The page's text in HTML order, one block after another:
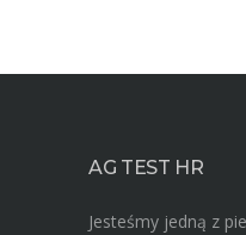
AG TEST HR
Jesteśmy jedną z